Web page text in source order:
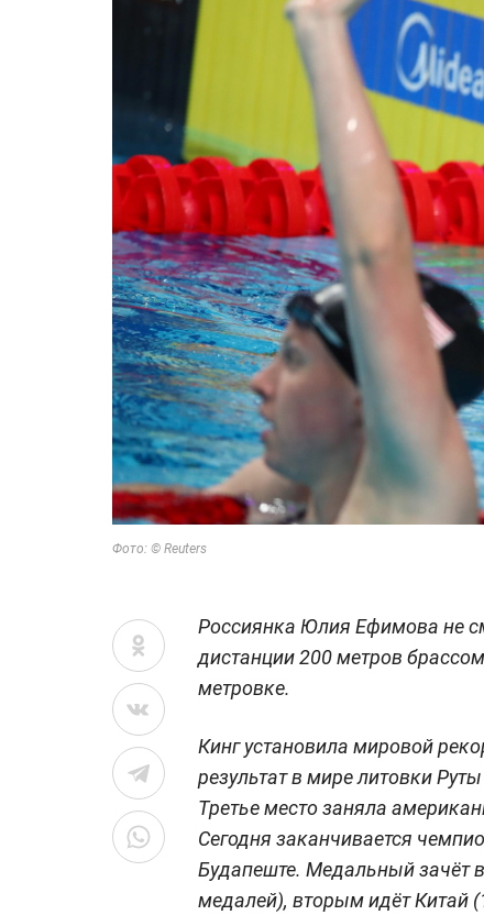
Фото: © Reuters
Россиянка Юлия Ефимова не
дистанции 200 метров
метровке.
Кинг установила мировой
результат в мире литовки
Третье место заняла
Сегодня заканчивается
Будапеште. Медальный зачёт
медалей), вторым идёт Китай